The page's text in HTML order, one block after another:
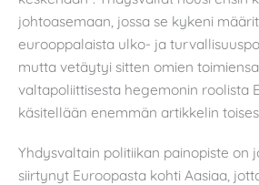
johtoasemaan, jossa se kykeni
eurooppalaista ulko- ja
mutta vetäytyi sitten omien
valtapoliittisesta hegemonin roolista
käsitellään enemmän artikkelin
Yhdysvaltain politiikan painopiste on
siirtynyt Euroopasta kohti Aasiaa,